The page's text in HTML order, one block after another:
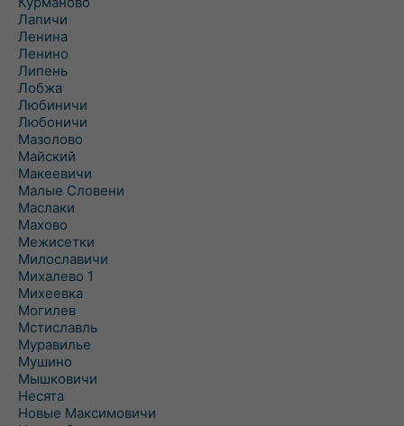
Лапичи
Ленина
Ленино
Липень
Лобжа
Любиничи
Любоничи
Мазолово
Майский
Макеевичи
Малые Словени
Маслаки
Махово
Межисетки
Милославичи
Михалево 1
Михеевка
Могилев
Мстиславль
Муравилье
Мушино
Мышковичи
Несята
Новые Максимовичи